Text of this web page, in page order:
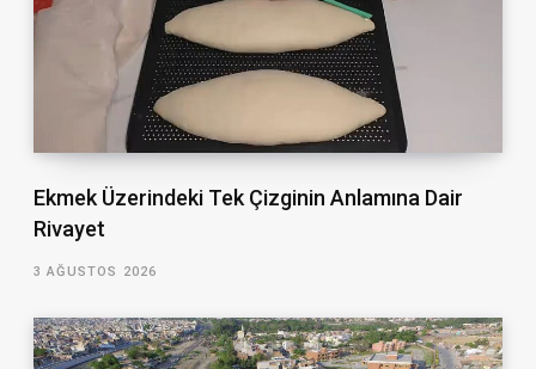
Ekmek Üzerindeki Tek Çizginin Anlamına Dair
Rivayet
3 AĞUSTOS 2026